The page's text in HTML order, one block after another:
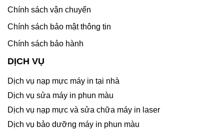
Chính sách vận chuyển
Chính sách bảo mật thông tin
Chính sách bảo hành
DỊCH VỤ
Dịch vụ nạp mực máy in tại nhà
Dịch vụ sửa máy in phun màu
Dịch vụ nạp mực và sửa chữa máy in laser
Dịch vụ bảo dưỡng máy in phun màu